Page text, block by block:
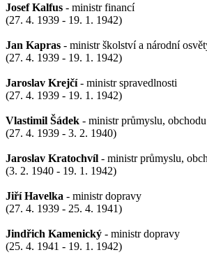
Josef Kalfus - ministr financí
(27. 4. 1939 - 19. 1. 1942)
Jan Kapras - ministr školství a národní
(27. 4. 1939 - 19. 1. 1942)
Jaroslav Krejčí- ministr spravedlnosti
(27. 4. 1939 - 19. 1. 1942)
Vlastimil Šádek - ministr průmyslu,
(27. 4. 1939 - 3. 2. 1940)
Jaroslav Kratochvíl - ministr průmyslu,
(3. 2. 1940 - 19. 1. 1942)
Jiří Havelka - ministr dopravy
(27. 4. 1939 - 25. 4. 1941)
Jindřich Kamenický - ministr dopravy
(25. 4. 1941 - 19. 1. 1942)